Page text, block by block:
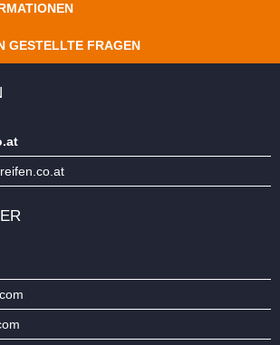
GESTELLTE FRAGEN